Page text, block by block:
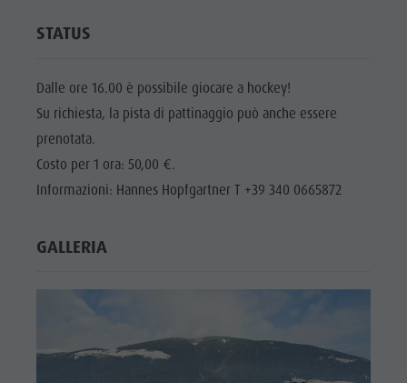
DINTORNI
TRADIZIONE E
HIGHLIGHT
EVENTS
Cavalcare
Nuotare
Panoramica dei tour
Richiesta cataloghi
Vacanza con il cane
Raccogliere funghi
Kronplatz Doctor Service
FAQ
STATUS
Dalle ore 16.00 è possibile giocare a hockey!
Su richiesta, la pista di pattinaggio può anche essere
prenotata.
Costo per 1 ora: 50,00 €.
Informazioni: Hannes Hopfgartner T +39 340 0665872
GALLERIA